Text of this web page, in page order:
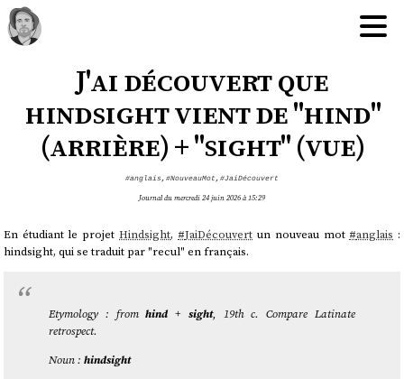
J'ai découvert que
hindsight vient de "hind"
(arrière) + "sight" (vue)
#anglais, #NouveauMot, #JaiDécouvert
Journal du mercredi 24 juin 2026 à 15:29
En étudiant le projetHindsight, #JaiDécouvert un nouveau mot #anglais :
hindsight, qui se traduit par "recul" en français.
Etymology : fromhind+‎ sight, 19th c. Compare Latinate
retrospect.
Noun :hindsight